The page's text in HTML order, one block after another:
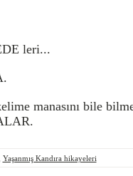
leri...
manasını bile
Yaşanmış Kandıra hikayeleri